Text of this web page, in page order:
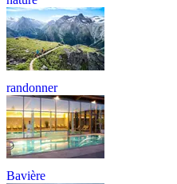
randonner
Bavière